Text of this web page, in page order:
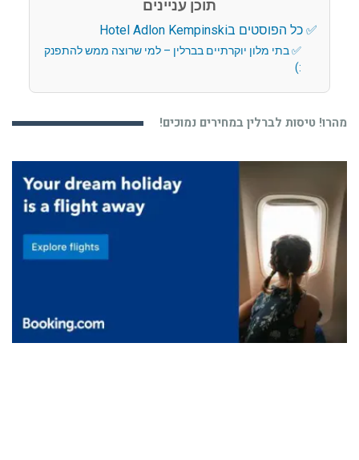
תוכן עניינים
כל הפוסטים בHotel Adlon Kempinski
בתי מלון יוקרתיים בברלין – למי שרוצה ממש להתפנק
:)
מהרו! טיסות לברלין במחירים נמוכים!